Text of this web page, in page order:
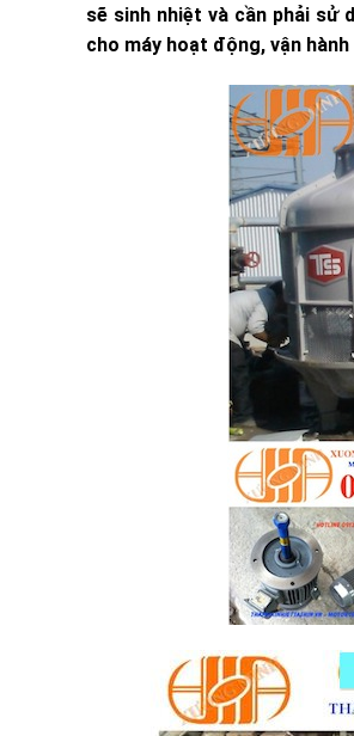
sẽ sinh nhiệt và cần phải sử
cho máy hoạt động, vận